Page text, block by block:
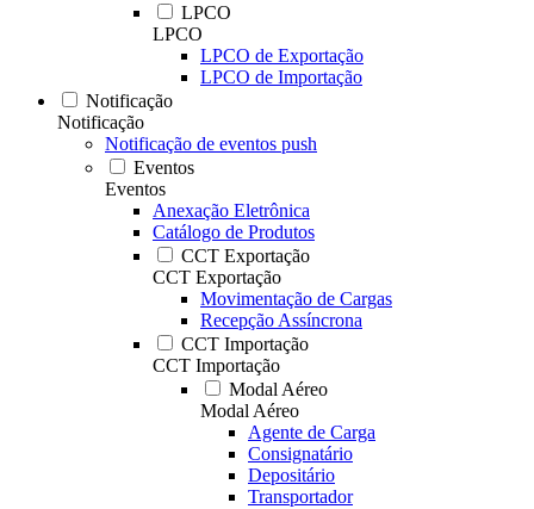
LPCO
LPCO
LPCO de Exportação
LPCO de Importação
Notificação
Notificação
Notificação de eventos push
Eventos
Eventos
Anexação Eletrônica
Catálogo de Produtos
CCT Exportação
CCT Exportação
Movimentação de Cargas
Recepção Assíncrona
CCT Importação
CCT Importação
Modal Aéreo
Modal Aéreo
Agente de Carga
Consignatário
Depositário
Transportador